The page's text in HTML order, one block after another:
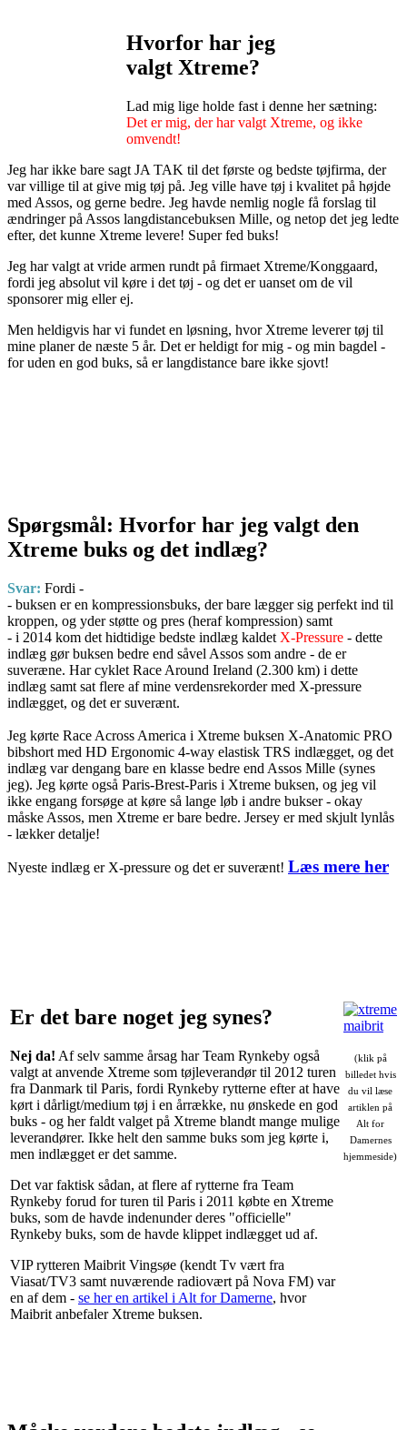
Hvorfor har jeg
valgt Xtreme?
Lad mig lige holde fast i denne her sætning:
Det er mig, der har valgt Xtreme, og ikke
omvendt!
Jeg har ikke bare sagt JA TAK til det første og bedste tøjfirma, der
var villige til at give mig tøj på. Jeg ville have tøj i kvalitet på højde
med Assos, og gerne bedre. Jeg havde nemlig nogle få forslag til
ændringer på Assos langdistancebuksen Mille, og netop det jeg ledte
efter, det kunne Xtreme levere! Super fed buks!
Jeg har valgt at vride armen rundt på firmaet Xtreme/Konggaard,
fordi jeg absolut vil køre i det tøj - og det er uanset om de vil
sponsorer mig eller ej.
Men heldigvis har vi fundet en løsning, hvor Xtreme leverer tøj til
mine planer de næste 5 år. Det er heldigt for mig - og min bagdel -
for uden en god buks, så er langdistance bare ikke sjovt!
Spørgsmål: Hvorfor har jeg valgt den
Xtreme buks og det indlæg?
Svar: Fordi -
- buksen er en kompressionsbuks, der bare lægger sig perfekt ind til
kroppen, og yder støtte og pres (heraf kompression) samt
- i 2014 kom det hidtidige bedste indlæg kaldet X-Pressure - dette
indlæg gør buksen bedre end såvel Assos som andre - de er
suveræne. Har cyklet Race Around Ireland (2.300 km) i dette
indlæg samt sat flere af mine verdensrekorder med X-pressure
indlægget, og det er suverænt.
Jeg kørte Race Across America i Xtreme buksen X-Anatomic PRO
bibshort med HD Ergonomic 4-way elastisk TRS indlægget, og det
indlæg var dengang bare en klasse bedre end Assos Mille (synes
jeg). Jeg kørte også Paris-Brest-Paris i Xtreme buksen, og jeg vil
ikke engang forsøge at køre så lange løb i andre bukser - okay
måske Assos, men Xtreme er bare bedre. Jersey er med skjult lynlås
- lækker detalje!
Nyeste indlæg er X-pressure og det er suverænt! Læs mere her
Er det bare noget jeg synes?
Nej da! Af selv samme årsag har Team Rynkeby også
valgt at anvende Xtreme som tøjleverandør til 2012 turen
fra Danmark til Paris, fordi Rynkeby rytterne efter at have
kørt i dårligt/medium tøj i en årrække, nu ønskede en god
buks - og her faldt valget på Xtreme blandt mange mulige
leverandører. Ikke helt den samme buks som jeg kørte i,
men indlægget er det samme.
Det var faktisk sådan, at flere af rytterne fra Team
Rynkeby forud for turen til Paris i 2011 købte en Xtreme
buks, som de havde indenunder deres "officielle"
Rynkeby buks, som de havde klippet indlægget ud af.
VIP rytteren Maibrit Vingsøe (kendt Tv vært fra
Viasat/TV3 samt nuværende radiovært på Nova FM) var
en af dem - se her en artikel i Alt for Damerne, hvor
Maibrit anbefaler Xtreme buksen.
(klik på
billedet hvis
du vil læse
artiklen på
Alt for
Damernes
hjemmeside)